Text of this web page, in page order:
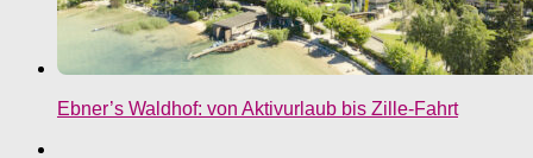
Ebner’s Waldhof: von Aktivurlaub bis Zille-Fahrt